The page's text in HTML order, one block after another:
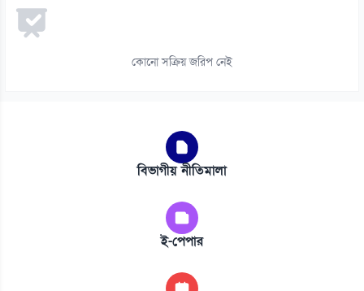
কোনো সক্রিয় জরিপ নেই
বিভাগীয় নীতিমালা
ই-পেপার